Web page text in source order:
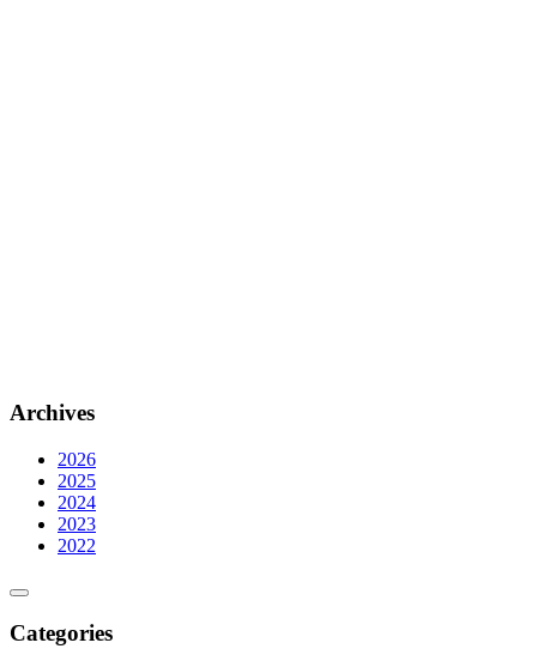
Archives
2026
2025
2024
2023
2022
Categories